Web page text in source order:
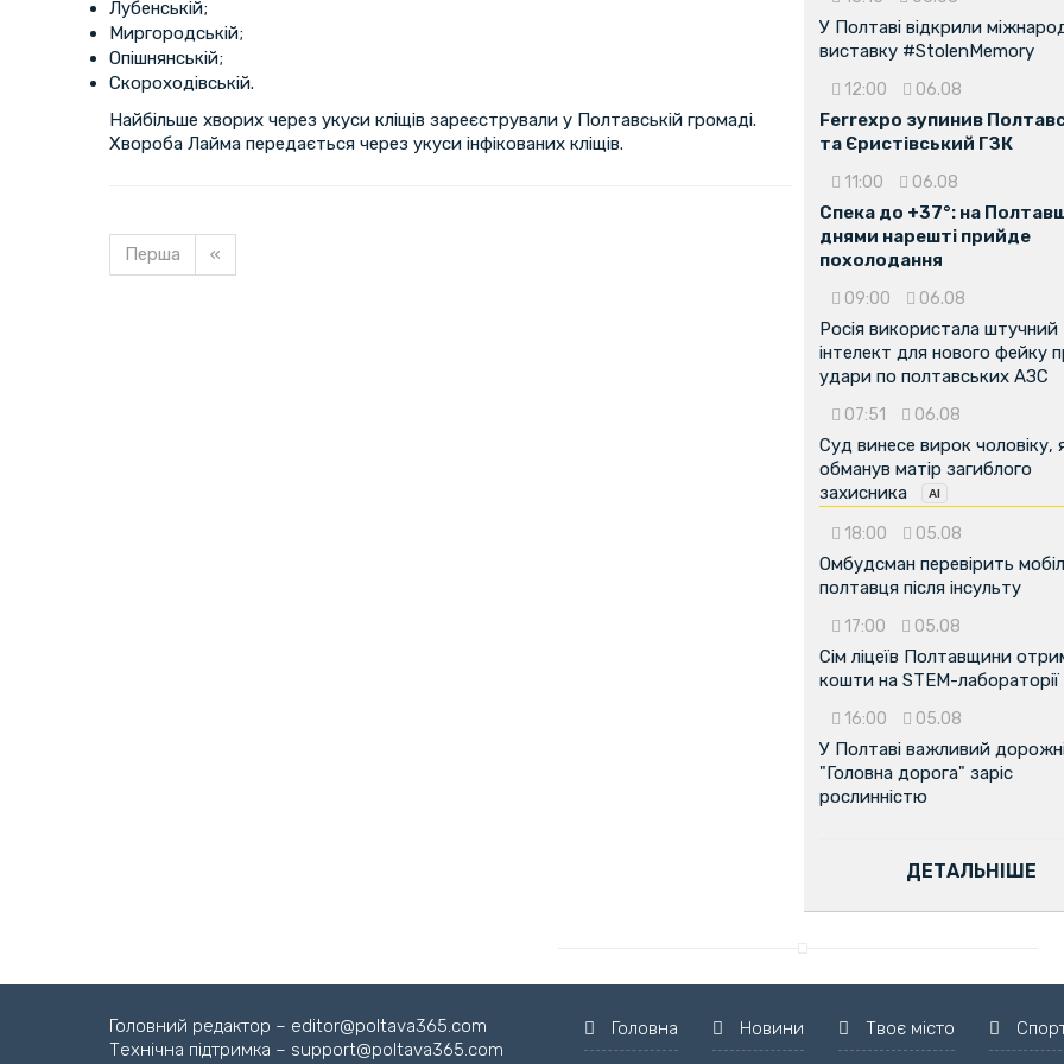
Лубенській;
Миргородській;
Опішнянській;
Скороходівській.
Найбільше хворих через укуси кліщів зареєстрували у Полтавській громаді.
Хвороба Лайма передається через укуси інфікованих кліщів.
Перша «
У Полтаві відкрили
виставку #StolenMemory
12:00 06.08
Ferrexpo зупинив
та Єристівський ГЗК
11:00 06.08
Спека до +37°: на
днями нарешті прийде
похолодання
09:00 06.08
Росія використала штучний
інтелект для нового фейку
удари по полтавських АЗС
07:51 06.08
Суд винесе вирок чоловіку,
обманув матір загиблого
захисника
18:00 05.08
Омбудсман перевірить
полтавця після інсульту
17:00 05.08
Сім ліцеїв Полтавщини
кошти на STEM-лабораторії
16:00 05.08
У Полтаві важливий
"Головна дорога" заріс
рослинністю
ДЕТАЛЬНІШЕ
Головний редактор – editor@poltava365.com
Технічна підтримка – support@poltava365.com
Головна Новини Твоє місто